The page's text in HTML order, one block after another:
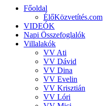
Főoldal
ÉlőKözvetítés.com
VIDEÓK
Napi Összefoglalók
Villalakók
VV Ati
VV Dávid
VV Dina
VV Evelin
VV Krisztián
VV Lóri